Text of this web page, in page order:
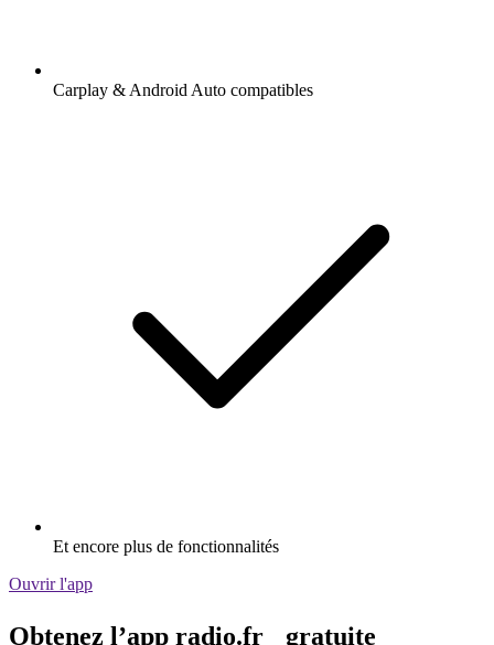
Carplay & Android Auto compatibles
Et encore plus de fonctionnalités
Ouvrir l'app
Obtenez l’app radio.fr gratuite